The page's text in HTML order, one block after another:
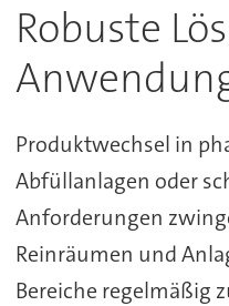
Robuste
Produktwechsel in
Abfüllanlagen oder
Anforderungen
Reinräumen und
Bereiche regelmäßig